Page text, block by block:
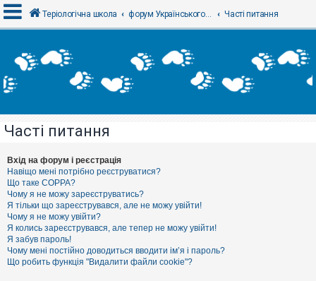
х
і
Р
є
с
т
р
а
ц
і
я
Т
Теріологічна школа форум Українського теріологічного товариства Часті питання
Часті питання
Вхід на форум і реєстрація
Навіщо мені потрібно реєструватися?
Що таке COPPA?
Чому я не можу зареєструватись?
Я тільки що зареєструвався, але не можу увійти!
Чому я не можу увійти?
Я колись зареєструвався, але тепер не можу увійти!
Я забув пароль!
Чому мені постійно доводиться вводити ім’я і пароль?
Що робить функція "Видалити файли cookie"?